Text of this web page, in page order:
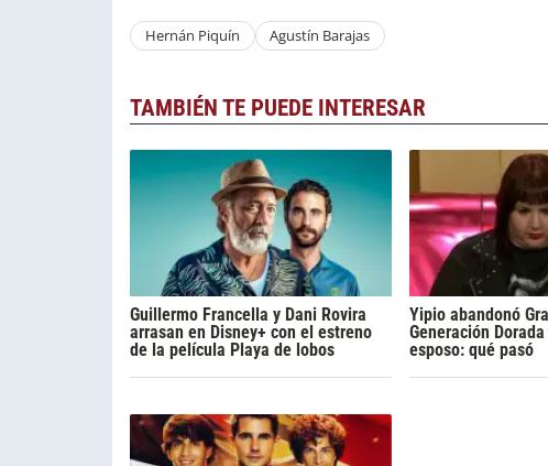
Hernán Piquín Agustín Barajas
TAMBIÉN TE PUEDE INTERESAR
Guillermo Francella y Dani Rovira
arrasan en Disney+ con el estreno
de la película Playa de lobos
Yipio abandonó
Generación
esposo: qué pasó